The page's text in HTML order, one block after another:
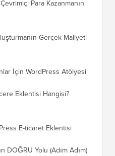
Para Kazanmanın
Gerçek Maliyeti
İçin WordPress Atölyesi
Eklentisi Hangisi?
E-ticaret Eklentisi
DOĞRU Yolu (Adım Adım)